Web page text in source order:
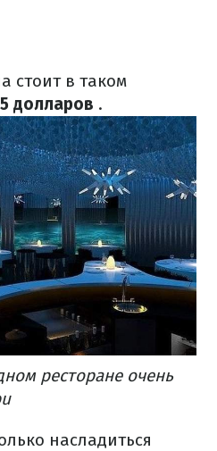
стоит в таком
долларов .
ресторане очень
насладиться